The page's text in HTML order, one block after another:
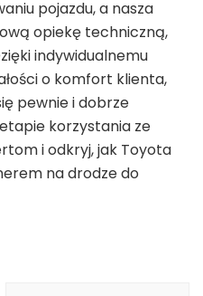
pojazdu, a nasza
opiekę techniczną,
indywidualnemu
o komfort klienta,
pewnie i dobrze
korzystania ze
i odkryj, jak Toyota
na drodze do